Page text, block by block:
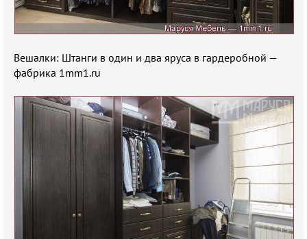
Вешалки: Штанги в один и два яруса в гардеробной —
фабрика 1mm1.ru